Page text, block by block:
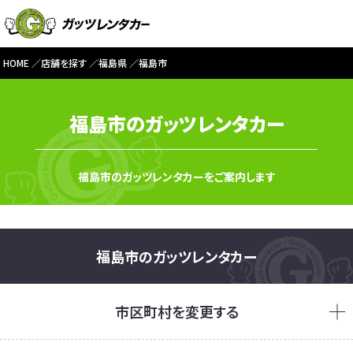
HOME 店舗を探す 福島県 福島市
福島市のガッツレンタカー
福島市のガッツレンタカーをご案内します
福島市のガッツレンタカー
市区町村を変更する